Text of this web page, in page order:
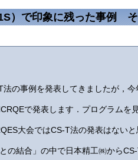
）で印象に残った事例
の事例を発表してきましたが，今
で発表します．プログラムを
大会ではCS-T法の発表はない
の結合」の中で日本精工㈱から